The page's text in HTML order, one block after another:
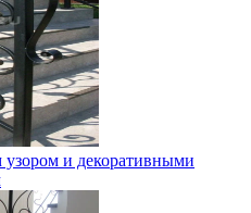
и декоративными